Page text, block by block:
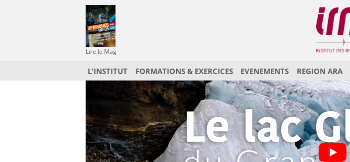
Lire le Mag
L'INSTITUT FORMATIONS & EXERCICES EVENEMENTS REGION ARA